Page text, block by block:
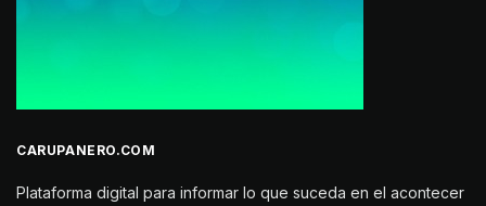
CARUPANERO.COM
Plataforma digital para informar lo que suceda en el acontecer